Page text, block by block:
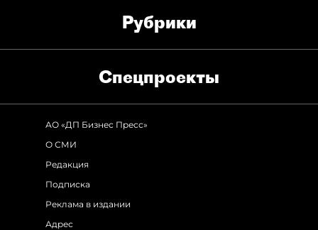
Рубрики
Спец­проекты
АО «ДП Бизнес Пресс»
О СМИ
Редакция
Подписка
Реклама в издании
Адрес